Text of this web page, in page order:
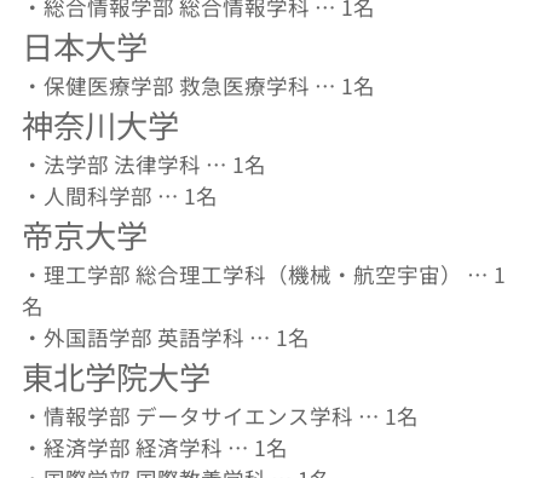
・総合情報学部 総合情報学科 … 1名
日本大学
・保健医療学部 救急医療学科 … 1名
神奈川大学
・法学部 法律学科 … 1名
・人間科学部 … 1名
帝京大学
・理工学部 総合理工学科（機械・航空宇宙） … 1
名
・外国語学部 英語学科 … 1名
東北学院大学
・情報学部 データサイエンス学科 … 1名
・経済学部 経済学科 … 1名